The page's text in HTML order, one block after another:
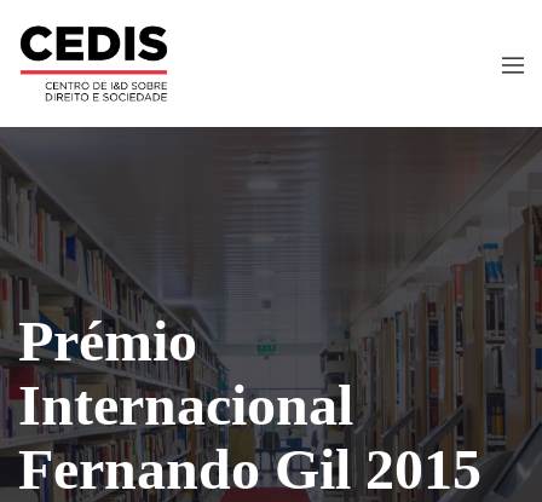
Prémio
Internacional
Fernando Gil 2015